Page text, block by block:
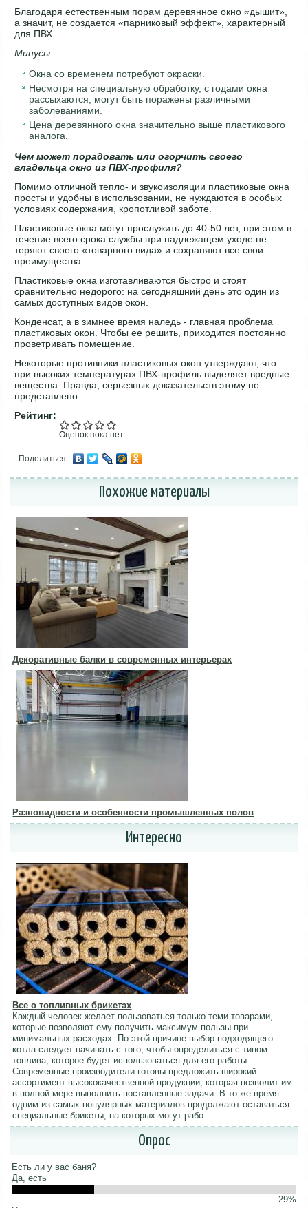
Благодаря естественным порам деревянное окно «дышит»,
а значит, не создается «парниковый эффект», характерный
для ПВХ.
Минусы:
Окна со временем потребуют окраски.
Несмотря на специальную обработку, с годами окна
рассыхаются, могут быть поражены различными
заболеваниями.
Цена деревянного окна значительно выше пластикового
аналога.
Чем может порадовать или огорчить своего
владельца окно из ПВХ-профиля?
Помимо отличной тепло- и звукоизоляции пластиковые окна
просты и удобны в использовании, не нуждаются в особых
условиях содержания, кропотливой заботе.
Пластиковые окна могут прослужить до 40-50 лет, при этом в
течение всего срока службы при надлежащем уходе не
теряют своего «товарного вида» и сохраняют все свои
преимущества.
Пластиковые окна изготавливаются быстро и стоят
сравнительно недорого: на сегодняшний день это один из
самых доступных видов окон.
Конденсат, а в зимнее время наледь - главная проблема
пластиковых окон. Чтобы ее решить, приходится постоянно
проветривать помещение.
Некоторые противники пластиковых окон утверждают, что
при высоких температурах ПВХ-профиль выделяет вредные
вещества. Правда, серьезных доказательств этому не
представлено.
Рейтинг:
Оценок пока нет
Поделиться
Похожие материалы
Декоративные балки в современных интерьерах
Разновидности и особенности промышленных полов
Интересно
Все о топливных брикетах
Каждый человек желает пользоваться только теми товарами,
которые позволяют ему получить максимум пользы при
минимальных расходах. По этой причине выбор подходящего
котла следует начинать с того, чтобы определиться с типом
топлива, которое будет использоваться для его работы.
Современные производители готовы предложить широкий
ассортимент высококачественной продукции, которая позволит им
в полной мере выполнить поставленные задачи. В то же время
одним из самых популярных материалов продолжают оставаться
специальные брикеты, на которых могут рабо...
Опрос
Есть ли у вас баня?
Да, есть
29%